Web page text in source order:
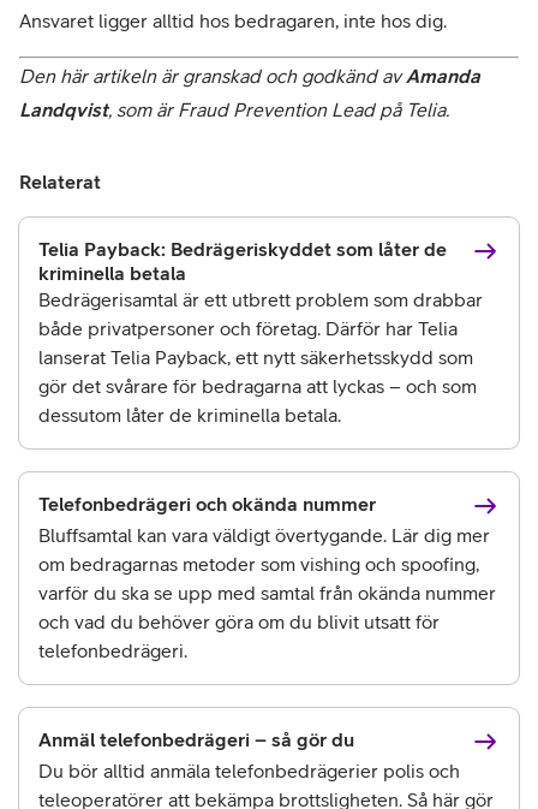
Den här artikeln är granskad och godkänd av Amanda
Landqvist, som är Fraud Prevention Lead på Telia.
Relaterat
Telia Payback: Bedrägeriskyddet som låter de
kriminella betala
Bedrägerisamtal är ett utbrett problem som drabbar
både privatpersoner och företag. Därför har Telia
lanserat Telia Payback, ett nytt säkerhetsskydd som
gör det svårare för bedragarna att lyckas – och som
dessutom låter de kriminella betala.
Telefonbedrägeri och okända nummer
Bluffsamtal kan vara väldigt övertygande. Lär dig mer
om bedragarnas metoder som vishing och spoofing,
varför du ska se upp med samtal från okända nummer
och vad du behöver göra om du blivit utsatt för
telefonbedrägeri.
Anmäl telefonbedrägeri – så gör du
Du bör alltid anmäla telefonbedrägerier polis och
teleoperatörer att bekämpa brottsligheten. Så här gör